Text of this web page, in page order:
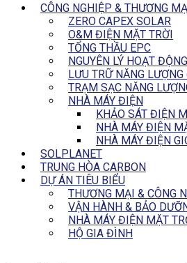
CÔNG NGHIỆP & THƯƠNG
ZERO CAPEX SOLAR
O&M ĐIỆN MẶT TRỜI
TỔNG THẦU EPC
NGUYÊN LÝ HOẠT ĐỘNG
LƯU TRỮ NĂNG LƯỢNG
TRẠM SẠC NĂNG
NHÀ MÁY ĐIỆN
KHẢO SÁT ĐIỆN
NHÀ MÁY ĐIỆN
NHÀ MÁY ĐIỆN
SOLPLANET
TRUNG HÒA CARBON
DỰ ÁN TIÊU BIỂU
THƯƠNG MẠI & CÔNG
VẬN HÀNH & BẢO
NHÀ MÁY ĐIỆN MẶT
HỘ GIA ĐÌNH